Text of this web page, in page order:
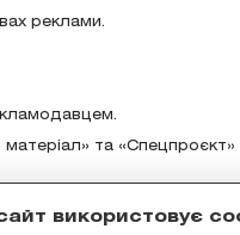
використовує
реклами.
та «Спецпроєкт»
реклами відповідно